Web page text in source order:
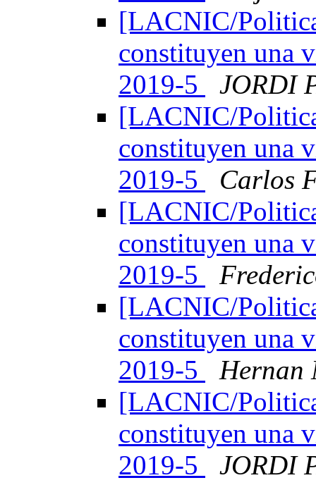
[LACNIC/
constituyen una
2019-5
JORDI
[LACNIC/
constituyen una
2019-5
Carlos
[LACNIC/
constituyen una
2019-5
[LACNIC/
constituyen una
2019-5
Hernan
[LACNIC/
constituyen una
2019-5
JORDI